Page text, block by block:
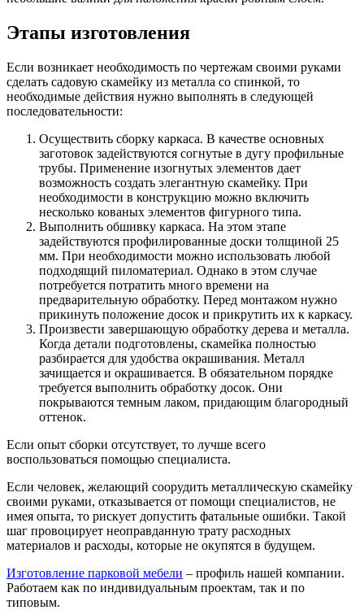
Этапы изготовления
Если возникает необходимость по чертежам своими руками
сделать садовую скамейку из металла со спинкой, то
необходимые действия нужно выполнять в следующей
последовательности:
Осуществить сборку каркаса. В качестве основных
заготовок задействуются согнутые в дугу профильные
трубы. Применение изогнутых элементов дает
возможность создать элегантную скамейку. При
необходимости в конструкцию можно включить
несколько кованых элементов фигурного типа.
Выполнить обшивку каркаса. На этом этапе
задействуются профилированные доски толщиной 25
мм. При необходимости можно использовать любой
подходящий пиломатериал. Однако в этом случае
потребуется потратить много времени на
предварительную обработку. Перед монтажом нужно
прикинуть положение досок и прикрутить их к каркасу.
Произвести завершающую обработку дерева и металла.
Когда детали подготовлены, скамейка полностью
разбирается для удобства окрашивания. Металл
зачищается и окрашивается. В обязательном порядке
требуется выполнить обработку досок. Они
покрываются темным лаком, придающим благородный
оттенок.
Если опыт сборки отсутствует, то лучше всего
воспользоваться помощью специалиста.
Если человек, желающий соорудить металлическую скамейку
своими руками, отказывается от помощи специалистов, не
имея опыта, то рискует допустить фатальные ошибки. Такой
шаг провоцирует неоправданную трату расходных
материалов и расходы, которые не окупятся в будущем.
Изготовление парковой мебели – профиль нашей компании.
Работаем как по индивидуальным проектам, так и по
типовым.